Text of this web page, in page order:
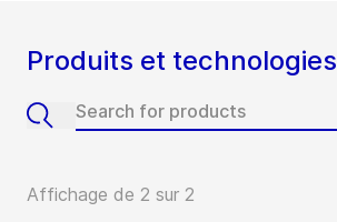
Produits et technologies
Affichage de 2 sur 2